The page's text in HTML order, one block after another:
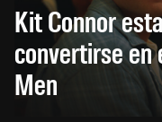
Kit Connor
convertirse en
Men